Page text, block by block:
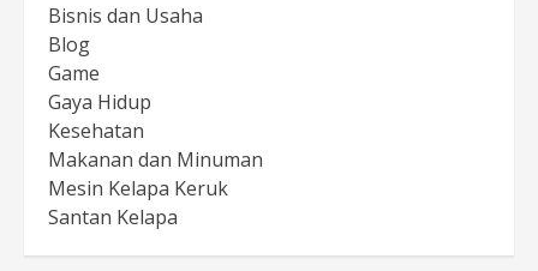
Bisnis dan Usaha
Blog
Game
Gaya Hidup
Kesehatan
Makanan dan Minuman
Mesin Kelapa Keruk
Santan Kelapa